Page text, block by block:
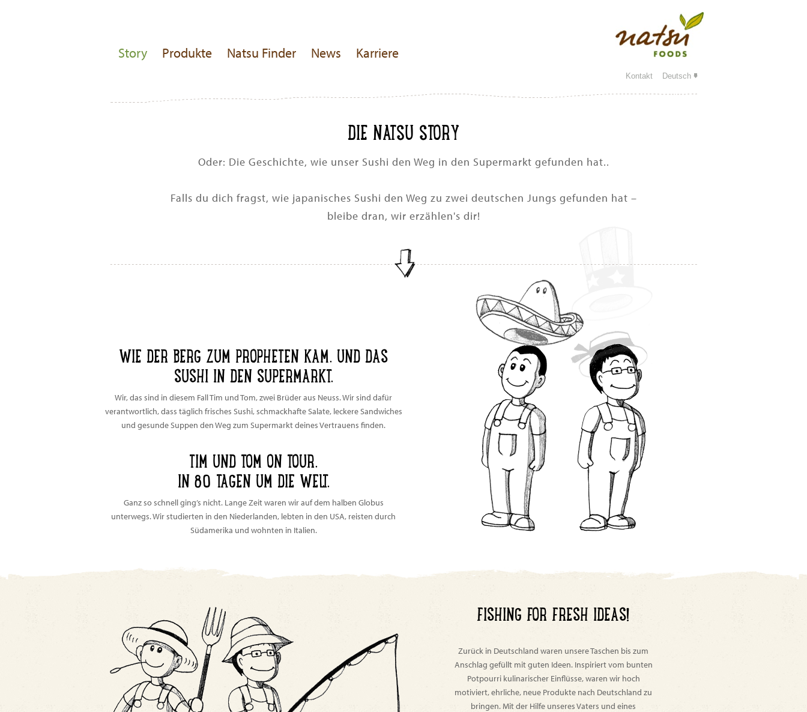
Story Produkte Natsu Finder News Karriere
Kontakt Deutsch
DIE NATSU STORY
Oder: Die Geschichte, wie unser Sushi den Weg in den Supermarkt gefunden hat..
Falls du dich fragst, wie japanisches Sushi den Weg zu zwei deutschen Jungs gefunden hat –
bleibe dran, wir erzählen's dir!
WIE DER BERG ZUM PROPHETEN KAM. UND DAS
SUSHI IN DEN SUPERMARKT.
Wir, das sind in diesem Fall Tim und Tom, zwei Brüder aus Neuss. Wir sind dafür
verantwortlich, dass täglich frisches Sushi, schmackhafte Salate, leckere Sandwiches
und gesunde Suppen den Weg zum Supermarkt deines Vertrauens finden.
TIM UND TOM ON TOUR.
IN 80 TAGEN UM DIE WELT.
Ganz so schnell ging’s nicht. Lange Zeit waren wir auf dem halben Globus
unterwegs. Wir studierten in den Niederlanden, lebten in den USA, reisten durch
Südamerika und wohnten in Italien.
FISHING FOR FRESH IDEAS!
Zurück in Deutschland waren unsere Taschen bis zum
Anschlag gefüllt mit guten Ideen. Inspiriert vom bunten
Potpourri kulinarischer Einflüsse, waren wir hoch
motiviert, ehrliche, neue Produkte nach Deutschland zu
bringen. Mit der Hilfe unseres Vaters und eines